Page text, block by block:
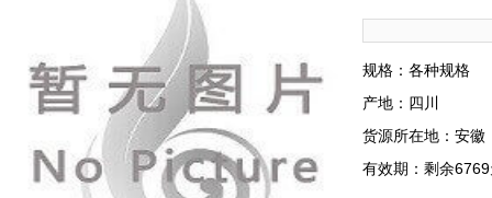
规格：各种规格
产地：四川
货源所在地：安徽
有效期：剩余